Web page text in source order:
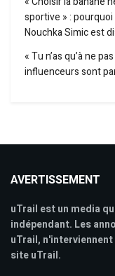
sportive » :
Nouchka Simic est
« Tu n’as qu’à ne
influenceurs sont
AVERTISSEMENT
uTrail est un media
indépendant. Les
uTrail,
site uTrail.